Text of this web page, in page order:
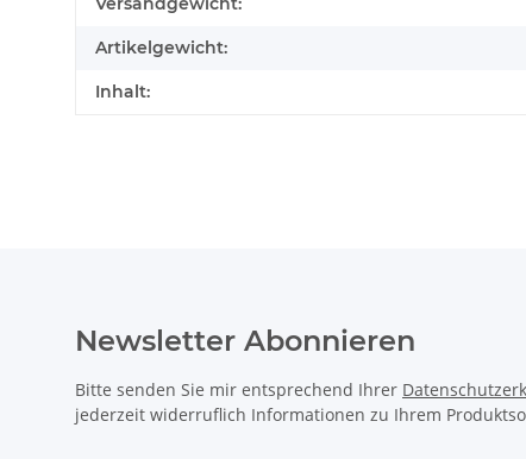
Artikelgewicht:
Inhalt:
Newsletter Abonnieren
Bitte senden Sie mir entsprechend Ihrer
jederzeit widerruflich Informationen zu Ihrem